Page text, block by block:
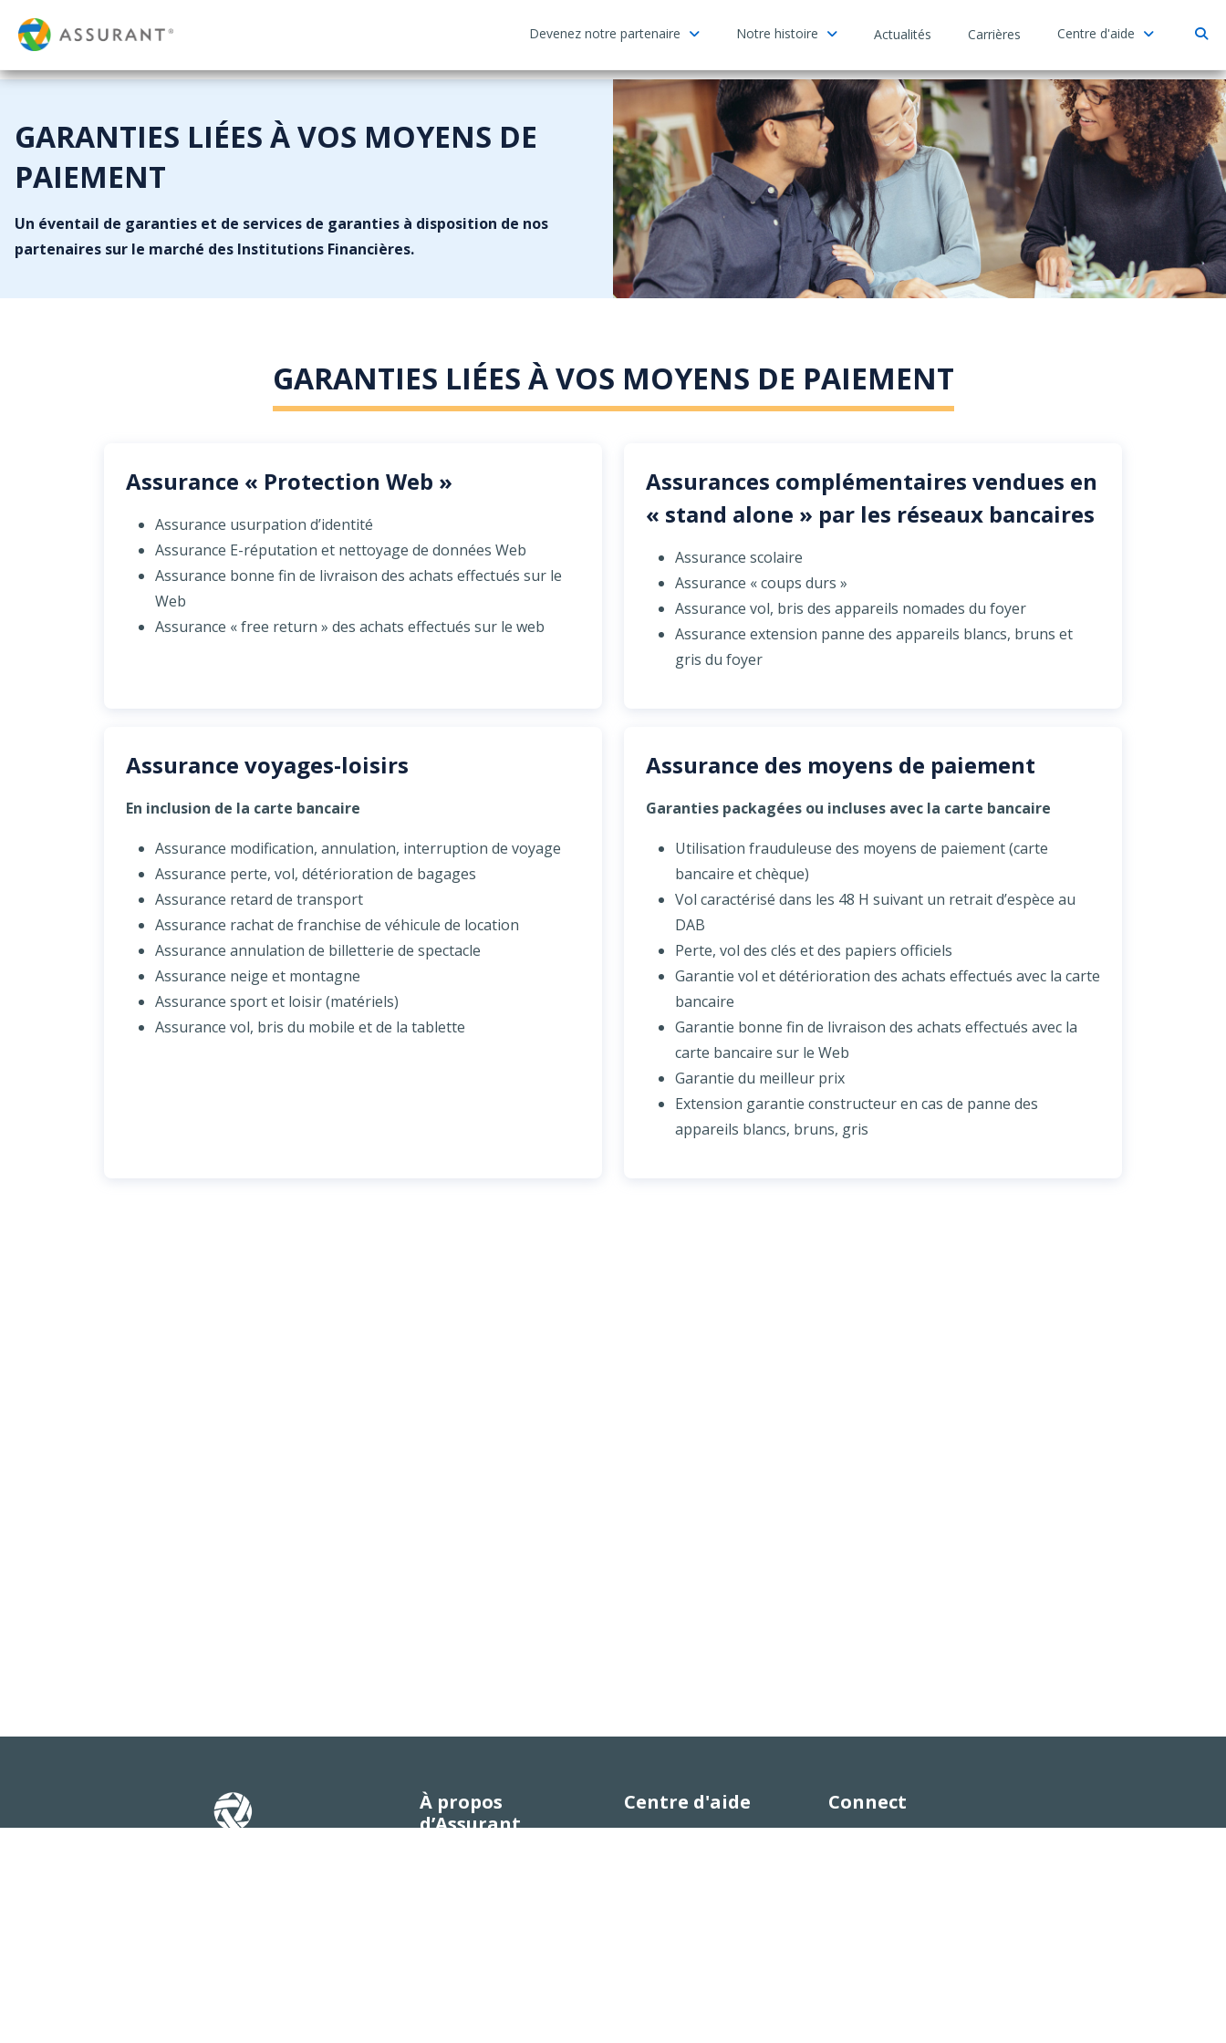
Devenez notre partenaire Notre histoire Actualités Carrières Centre d'aide
GARANTIES LIÉES À VOS MOYENS DE
PAIEMENT
Un éventail de garanties et de services de garanties à disposition de nos
partenaires sur le marché des Institutions Financières.
GARANTIES LIÉES À VOS MOYENS DE PAIEMENT
Assurance « Protection Web »
Assurance usurpation d’identité
Assurance E-réputation et nettoyage de données Web
Assurance bonne fin de livraison des achats effectués sur le
Web
Assurance « free return » des achats effectués sur le web
Assurances complémentaires vendues en
« stand alone » par les réseaux bancaires
Assurance scolaire
Assurance « coups durs »
Assurance vol, bris des appareils nomades du foyer
Assurance extension panne des appareils blancs, bruns et
gris du foyer
Assurance voyages-loisirs
En inclusion de la carte bancaire
Assurance modification, annulation, interruption de voyage
Assurance perte, vol, détérioration de bagages
Assurance retard de transport
Assurance rachat de franchise de véhicule de location
Assurance annulation de billetterie de spectacle
Assurance neige et montagne
Assurance sport et loisir (matériels)
Assurance vol, bris du mobile et de la tablette
Assurance des moyens de paiement
Garanties packagées ou incluses avec la carte bancaire
Utilisation frauduleuse des moyens de paiement (carte
bancaire et chèque)
Vol caractérisé dans les 48 H suivant un retrait d’espèce au
DAB
Perte, vol des clés et des papiers officiels
Garantie vol et détérioration des achats effectués avec la carte
bancaire
Garantie bonne fin de livraison des achats effectués avec la
carte bancaire sur le Web
Garantie du meilleur prix
Extension garantie constructeur en cas de panne des
appareils blancs, bruns, gris
À propos
d’Assurant
Centre d'aide Connect